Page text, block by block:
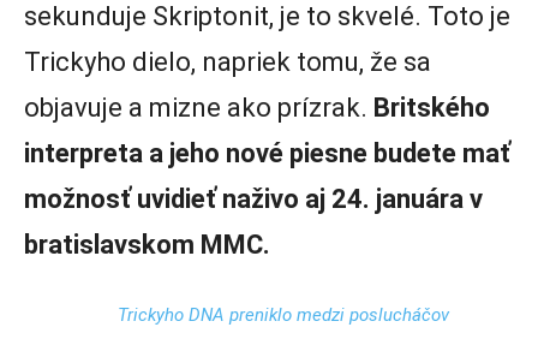
sekunduje Skriptonit, je to skvelé. Toto je
Trickyho dielo, napriek tomu, že sa
objavuje a mizne ako prízrak. Britského
interpreta a jeho nové piesne budete mať
možnosť uvidieť naživo aj 24. januára v
bratislavskom MMC.
Trickyho DNA preniklo medzi poslucháčov